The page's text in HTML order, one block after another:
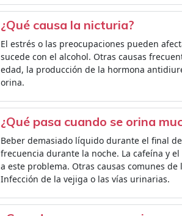
¿Qué causa la nicturia?
El estrés o las preocupaciones pueden
sucede con el alcohol. Otras causas
edad, la producción de la hormona
orina.
¿Qué pasa cuando se orina
Beber demasiado líquido durante el final
frecuencia durante la noche. La cafeína y
a este problema. Otras causas comunes
Infección de la vejiga o las vías urinarias.